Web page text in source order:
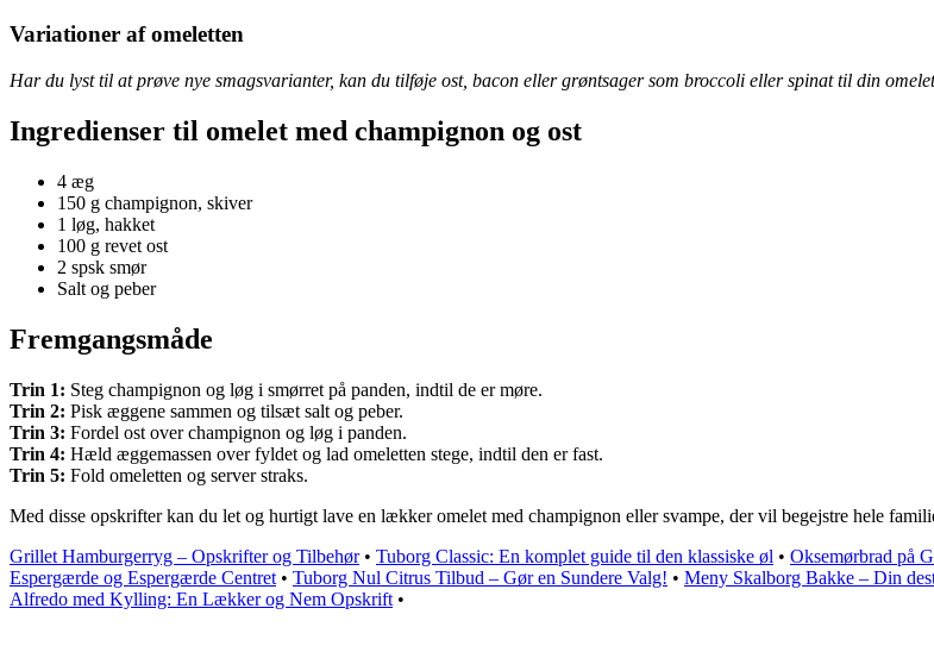
Variationer af omeletten
Har du lyst til at prøve nye smagsvarianter, kan du tilføje ost, bacon eller grøntsager som broccoli eller spinat til din
Ingredienser til omelet med champignon og ost
4 æg
150 g champignon, skiver
1 løg, hakket
100 g revet ost
2 spsk smør
Salt og peber
Fremgangsmåde
Trin 1: Steg champignon og løg i smørret på panden, indtil de er møre.
Trin 2: Pisk æggene sammen og tilsæt salt og peber.
Trin 3: Fordel ost over champignon og løg i panden.
Trin 4: Hæld æggemassen over fyldet og lad omeletten stege, indtil den er fast.
Trin 5: Fold omeletten og server straks.
Med disse opskrifter kan du let og hurtigt lave en lækker omelet med champignon eller svampe, der vil begejstre hele
Grillet Hamburgerryg – Opskrifter og Tilbehør• Tuborg Classic: En komplet guide til den klassiske øl • Oksemørbrad på
Espergærde og Espergærde Centret • Tuborg Nul Citrus Tilbud – Gør en Sundere Valg! • Meny Skalborg Bakke – Din
Alfredo med Kylling: En Lækker og Nem Opskrift •